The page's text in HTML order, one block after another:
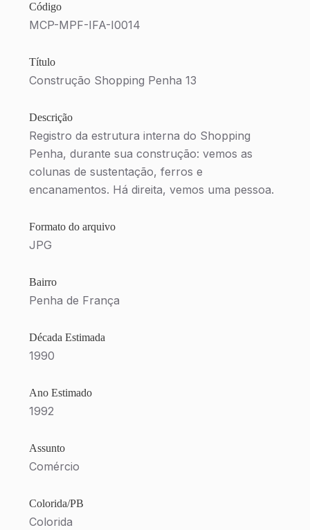
Código
MCP-MPF-IFA-I0014
Título
Construção Shopping Penha 13
Descrição
Registro da estrutura interna do Shopping
Penha, durante sua construção: vemos as
colunas de sustentação, ferros e
encanamentos. Há direita, vemos uma pessoa.
Formato do arquivo
JPG
Bairro
Penha de França
Década Estimada
1990
Ano Estimado
1992
Assunto
Comércio
Colorida/PB
Colorida